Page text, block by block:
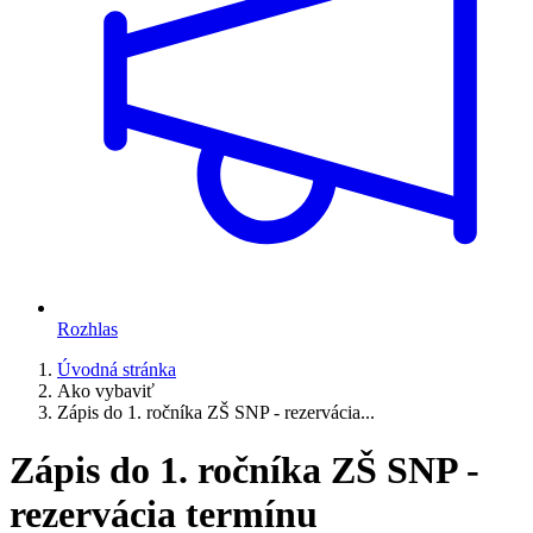
Rozhlas
Úvodná stránka
Ako vybaviť
Zápis do 1. ročníka ZŠ SNP - rezervácia...
Zápis do 1. ročníka ZŠ SNP -
rezervácia termínu